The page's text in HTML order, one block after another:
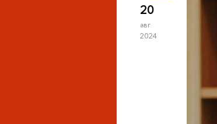
20
авг
2024